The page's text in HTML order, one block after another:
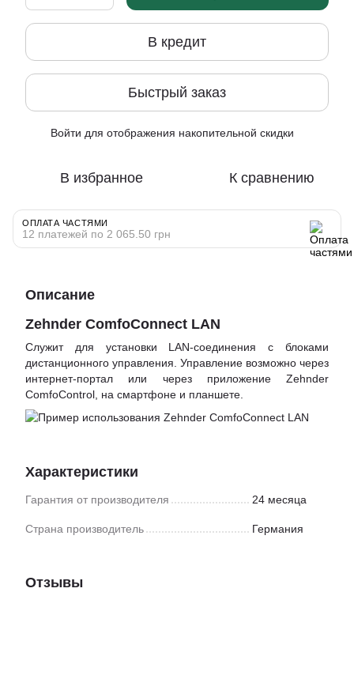
В кредит
Быстрый заказ
Войти для отображения накопительной скидки
В избранное К сравнению
ОПЛАТА ЧАСТЯМИ
12 платежей по 2 065.50 грн
Описание
Zehnder ComfoConnect LAN
Служит для установки LAN-соединения с блоками
дистанционного управления. Управление возможно через
интернет-портал или через приложение Zehnder
ComfoControl, на смартфоне и планшете.
Характеристики
Гарантия от производителя 24 месяца
Страна производитель Германия
Отзывы